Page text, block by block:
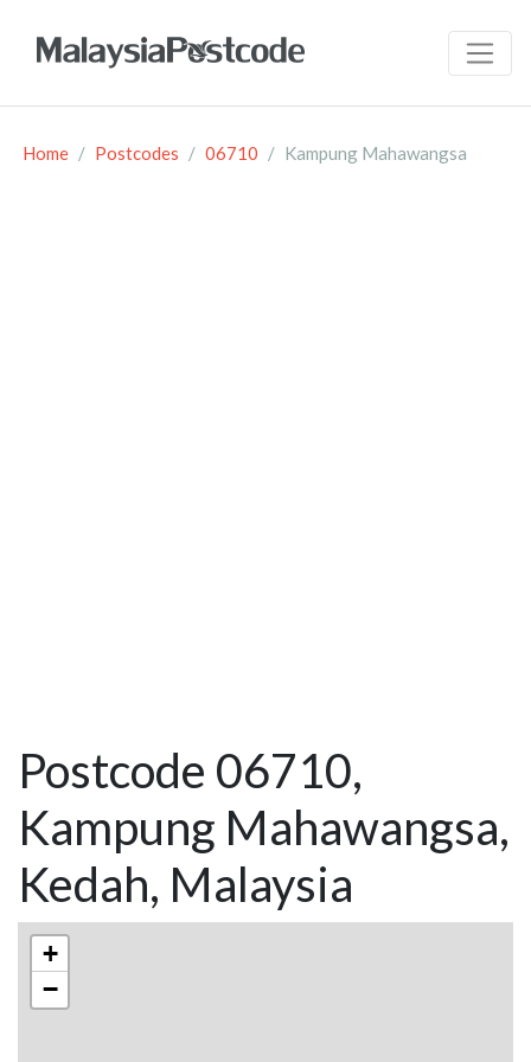
Home Postcodes 06710 Kampung Mahawangsa
Postcode 06710,
Kampung Mahawangsa,
Kedah, Malaysia
+
−